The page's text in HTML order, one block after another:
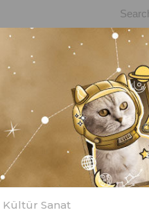
Search
for:
Kültür Sanat